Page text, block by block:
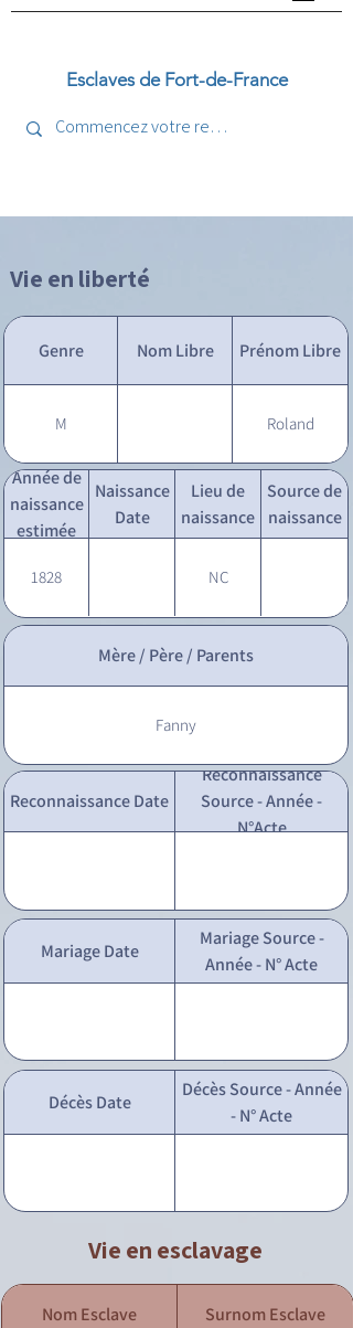
Esclaves de Fort-de-France
Vie en liberté
Genre Nom Libre Prénom Libre
M Roland
Année de
naissance
estimée
Naissance
Date
Lieu de
naissance
Source de
naissance
1828 NC
Mère / Père / Parents
Fanny
Reconnaissance Date
Reconnaissance
Source - Année -
N°Acte
Mariage Date
Mariage Source -
Année - N° Acte
Décès Date
Décès Source - Année
- N° Acte
Vie en esclavage
Nom Esclave Surnom Esclave